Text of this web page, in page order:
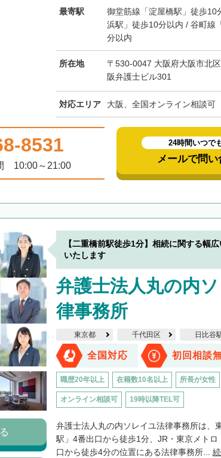
最寄駅
御堂筋線「淀屋橋駅」徒歩10
浜駅」徒歩10分以内 / 谷町線
分以内
所在地
〒530-0047 大阪府大阪市北
阪弁護士ビル301
対応エリア 大阪、全国オンライン相談可
8531
10:00～21:00
24時間いつで
メールで問い
【二重橋前駅徒歩1分】相続に関する幅
いたします
弁護士法人丸の内
律事務所
東京都 千代田区 日比谷
全国対応 初回相談
職歴20年以上 在籍数10名以上 所長が女性
オンライン相談可 19時以降TEL可
弁護士法人丸の内ソレイユ法律事務所は、
駅」4番出口から徒歩1分、JR・東京メト
口から徒歩4分の位置にある法律事務所...